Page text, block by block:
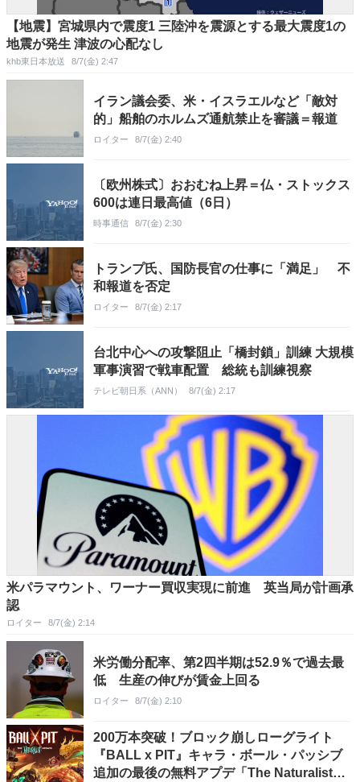
【地震】宮城県内で震度1 三陸沖を震源とする最大震度1の
地震が発生 津波の心配なし
khb東日本放送 8/7(金) 2:47
イラン議会委、米・イスラエルなど「敵対
的」船舶のホルムズ通航禁止を審議＝報道
ロイター 8/7(金) 2:40
〔欧州株式〕おおむね上昇＝仏・ストックス
600は連日最高値（6日）
時事通信 8/7(金) 2:30
トランプ氏、国防長官の仕事に「満足」 不
和報道を否定
ロイター 8/7(金) 2:17
台北中心への攻撃阻止「橋封鎖」訓練 大規模
軍事演習で戦車配置 総統も訓練視察
テレビ朝日系（ANN） 8/7(金) 2:17
米パラマウント、ワーナー買収実現に前進 英当局が計画承
認
ロイター 8/7(金) 2:14
米労働分配率、第2四半期は52.9％で過去最
低 生産の伸びが賃金上回る
ロイター 8/7(金) 2:10
200万本突破！ブロック崩しローグライト
『BALL x PIT』キャラ・ボール・パッシブ
追加の最後の無料アプデ「The Naturalist」